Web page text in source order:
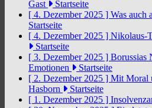
Gast
Startseite
[ 4. Dezember 2025 ] Was auch
Startseite
[ 4. Dezember 2025 ] Nikolaus-
Startseite
[ 3. Dezember 2025 ] Borussias
Emotionen
Startseite
[ 2. Dezember 2025 ] Mit Moral
Hasborn
Startseite
[ 1. Dezember 2025 ]